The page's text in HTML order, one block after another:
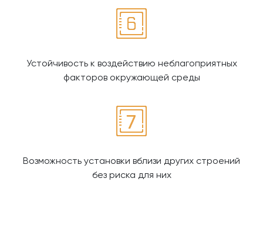
Устойчивость к воздействию неблагоприятных
факторов окружающей среды
Возможность установки вблизи других строений
без риска для них